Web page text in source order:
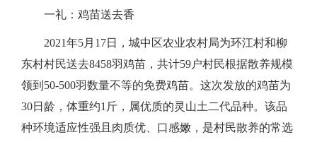
数据专题
一礼：鸡苗送去香
2021年5月17日，城中区农业农村局为环江村和柳
东村村民送去8458羽鸡苗，共计59户村民根据散养规模
领到50-500羽数量不等的免费鸡苗。这次发放的鸡苗为
30日龄，体重约1斤，属优质的灵山土二代品种。该品
种环境适应性强且肉质优、口感嫩，是村民散养的常选